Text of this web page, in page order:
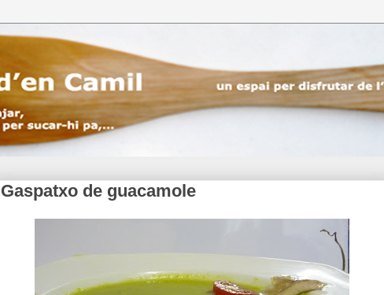
Gaspatxo de guacamole